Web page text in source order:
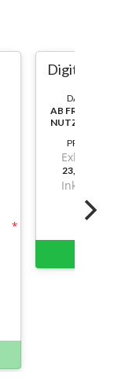
Digitale
DAUER:
AB
NUTZBAR
PREIS
Exkl. Mwst.
Inkl. Mwst.